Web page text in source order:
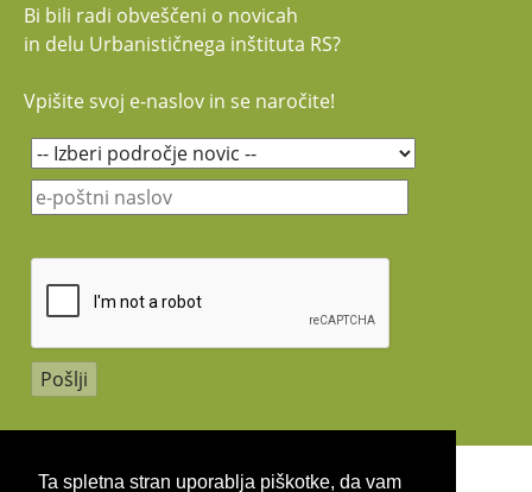
Ta spletna stran uporablja piškotke, da vam
Bi bili radi obveščeni o novicah
in delu Urbanističnega inštituta RS?
Vpišite svoj e-naslov in se naročite!